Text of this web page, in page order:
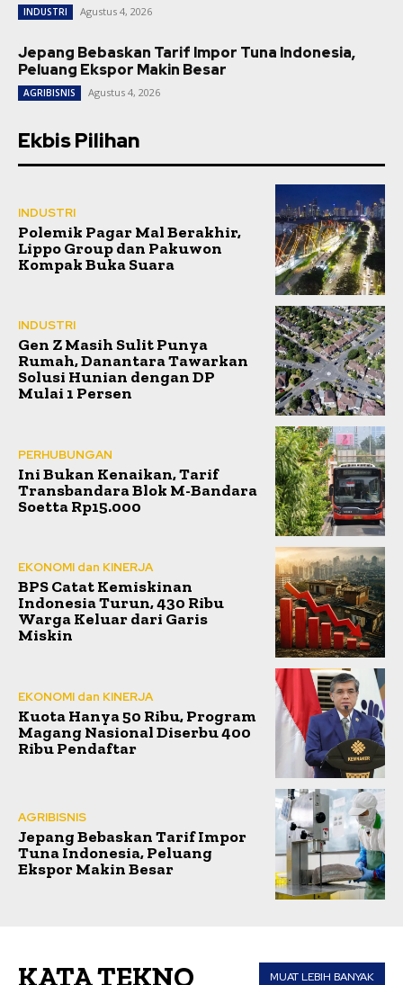
INDUSTRI Agustus 4, 2026
Jepang Bebaskan Tarif Impor Tuna Indonesia,
Peluang Ekspor Makin Besar
AGRIBISNIS Agustus 4, 2026
Ekbis Pilihan
INDUSTRI
Polemik Pagar Mal Berakhir,
Lippo Group dan Pakuwon
Kompak Buka Suara
INDUSTRI
Gen Z Masih Sulit Punya
Rumah, Danantara Tawarkan
Solusi Hunian dengan DP
Mulai 1 Persen
PERHUBUNGAN
Ini Bukan Kenaikan, Tarif
Transbandara Blok M-Bandara
Soetta Rp15.000
EKONOMI dan KINERJA
BPS Catat Kemiskinan
Indonesia Turun, 430 Ribu
Warga Keluar dari Garis
Miskin
EKONOMI dan KINERJA
Kuota Hanya 50 Ribu, Program
Magang Nasional Diserbu 400
Ribu Pendaftar
AGRIBISNIS
Jepang Bebaskan Tarif Impor
Tuna Indonesia, Peluang
Ekspor Makin Besar
KATA TEKNO MUAT LEBIH BANYAK